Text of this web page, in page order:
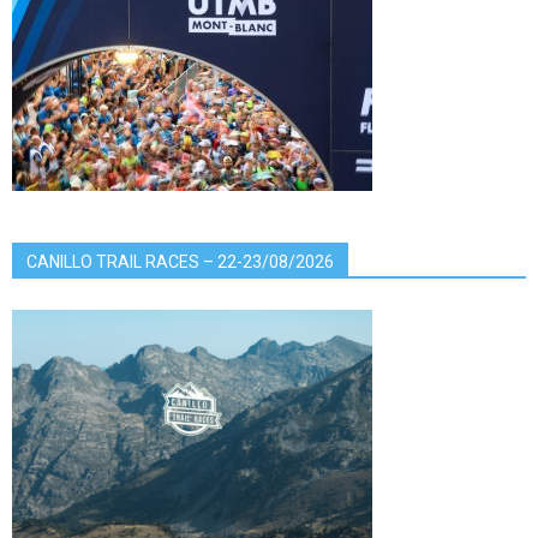
CANILLO TRAIL RACES – 22-23/08/2026